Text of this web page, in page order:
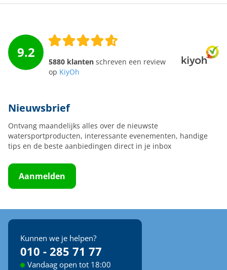
9.2
5880 klanten schreven een review
op KiyOh
Nieuwsbrief
Ontvang maandelijks alles over de nieuwste
watersportproducten, interessante evenementen, handige
tips en de beste aanbiedingen direct in je inbox
Aanmelden
Kunnen we je helpen?
010 - 285 71 77
Vandaag open tot 18:00